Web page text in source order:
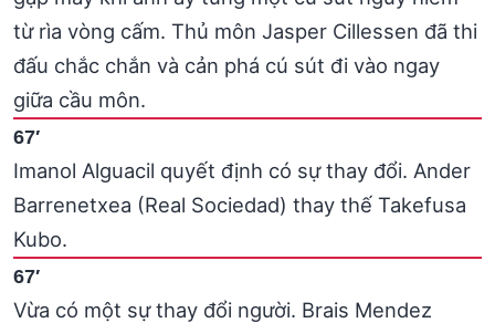
từ rìa vòng cấm. Thủ môn Jasper Cillessen đã thi
đấu chắc chắn và cản phá cú sút đi vào ngay
giữa cầu môn.
67′
Imanol Alguacil quyết định có sự thay đổi. Ander
Barrenetxea (Real Sociedad) thay thế Takefusa
Kubo.
67′
Vừa có một sự thay đổi người. Brais Mendez